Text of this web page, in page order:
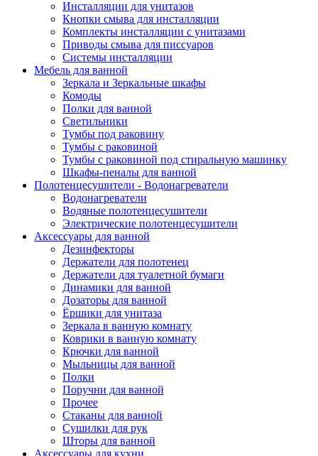
Инсталляции для унитазов
Кнопки смыва для инсталляции
Комплекты инсталляции с унитазами
Приводы смыва для писсуаров
Системы инсталляции
Мебель для ванной
Зеркала и Зеркальные шкафы
Комоды
Полки для ванной
Светильники
Тумбы под раковину
Тумбы с раковиной
Тумбы с раковиной под стиральную машинку
Шкафы-пеналы для ванной
Полотенцесушители - Водонагреватели
Водонагреватели
Водяные полотенцесушители
Электрические полотенцесушители
Аксессуары для ванной
Дезинфекторы
Держатели для полотенец
Держатели для туалетной бумаги
Динамики для ванной
Дозаторы для ванной
Ёршики для унитаза
Зеркала в ванную комнату
Коврики в ванную комнату
Крючки для ванной
Мыльницы для ванной
Полки
Поручни для ванной
Прочее
Стаканы для ванной
Сушилки для рук
Шторы для ванной
Аксессуары для кухни